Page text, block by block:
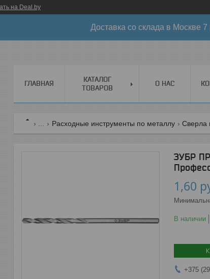
на Deal.by
Доставка со склада в Москве
ГЛАВНАЯ
КАТАЛОГ
ТОВАРОВ
О НАС
Расходные инструменты по металлу Сверла
ЗУБР
1,60
В наличии
+375